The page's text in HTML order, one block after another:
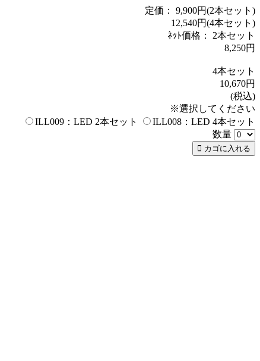
定価： 9,900円(2本セット)
12,540円(4本セット)
ﾈｯﾄ価格：
2本セット
8,250円
4本セット
10,670円
(税込)
※選択してください
ILL009：LED 2本セット
ILL008：LED 4本セット
数量